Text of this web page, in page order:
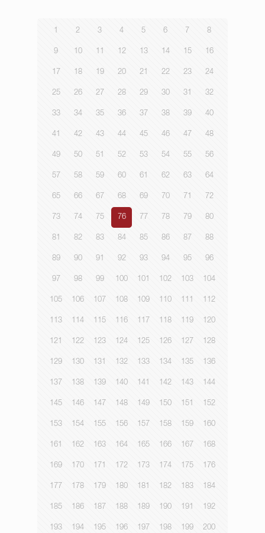
1 2 3 4 5 6 7 8
9 10 11 12 13 14 15 16
17 18 19 20 21 22 23 24
25 26 27 28 29 30 31 32
33 34 35 36 37 38 39 40
41 42 43 44 45 46 47 48
49 50 51 52 53 54 55 56
57 58 59 60 61 62 63 64
65 66 67 68 69 70 71 72
73 74 75 76 77 78 79 80
81 82 83 84 85 86 87 88
89 90 91 92 93 94 95 96
97 98 99 100 101 102 103 104
105 106 107 108 109 110 111 112
113 114 115 116 117 118 119 120
121 122 123 124 125 126 127 128
129 130 131 132 133 134 135 136
137 138 139 140 141 142 143 144
145 146 147 148 149 150 151 152
153 154 155 156 157 158 159 160
161 162 163 164 165 166 167 168
169 170 171 172 173 174 175 176
177 178 179 180 181 182 183 184
185 186 187 188 189 190 191 192
193 194 195 196 197 198 199 200